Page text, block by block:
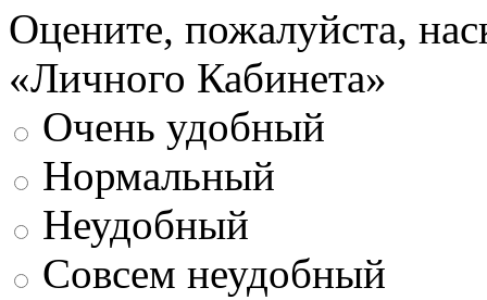
Оцените, пожалуйста,
«Личного Кабинета»
Очень удобный
Нормальный
Неудобный
Совсем неудобный